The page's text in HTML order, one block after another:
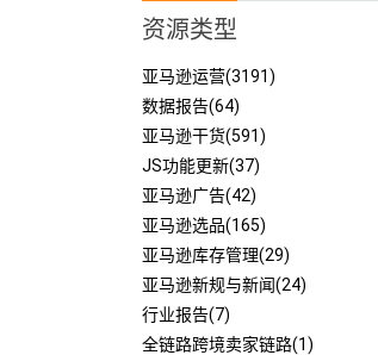
资源类型
亚马逊运营(3191)
数据报告(64)
亚马逊干货(591)
JS功能更新(37)
亚马逊广告(42)
亚马逊选品(165)
亚马逊库存管理(29)
亚马逊新规与新闻(24)
行业报告(7)
全链路跨境卖家链路(1)